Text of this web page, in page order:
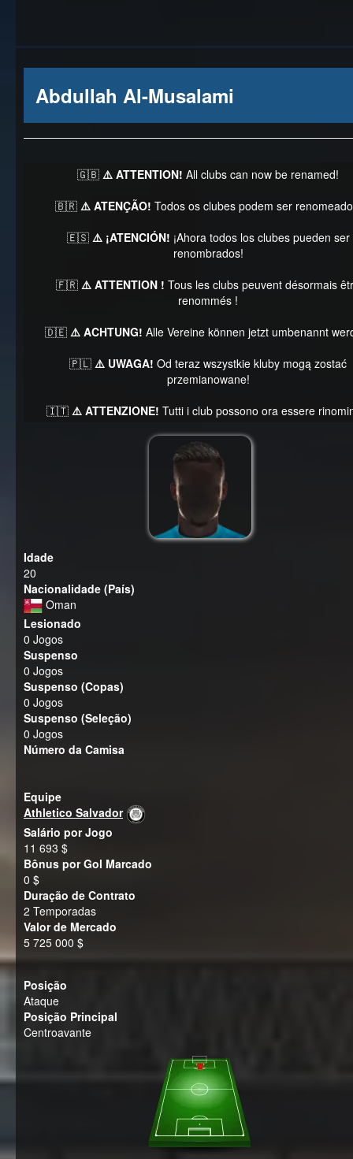
Abdullah Al-Musalami
🇬🇧 ⚠️ ATTENTION! All clubs can now be renamed!
🇧🇷 ⚠️ ATENÇÃO! Todos os clubes podem ser
🇪🇸 ⚠️ ¡ATENCIÓN! ¡Ahora todos los clubes pueden ser
renombrados!
🇫🇷 ⚠️ ATTENTION ! Tous les clubs peuvent désormais
renommés !
🇩🇪 ⚠️ ACHTUNG! Alle Vereine können jetzt umbenannt
🇵🇱 ⚠️ UWAGA! Od teraz wszystkie kluby mogą zostać
przemianowane!
🇮🇹 ⚠️ ATTENZIONE! Tutti i club possono ora essere
Idade
20
Nacionalidade (País)
Oman
Lesionado
0 Jogos
Suspenso
0 Jogos
Suspenso (Copas)
0 Jogos
Suspenso (Seleção)
0 Jogos
Número da Camisa
Equipe
Athletico Salvador
Salário por Jogo
11 693 $
Bônus por Gol Marcado
0 $
Duração de Contrato
2 Temporadas
Valor de Mercado
5 725 000 $
Posição
Ataque
Posição Principal
Centroavante